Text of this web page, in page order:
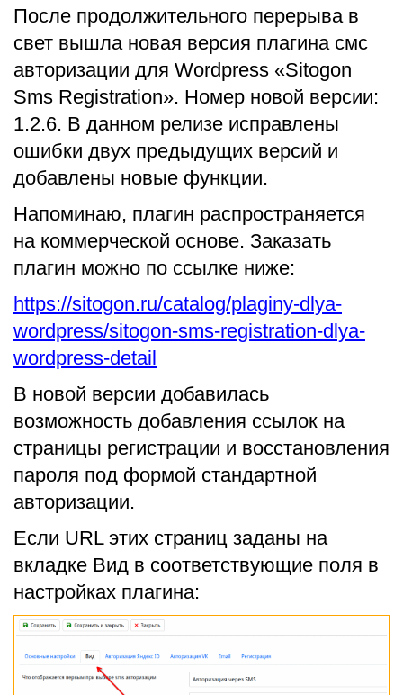
После продолжительного перерыва в
свет вышла новая версия плагина смс
авторизации для Wordpress «Sitogon
Sms Registration». Номер новой версии:
1.2.6. В данном релизе исправлены
ошибки двух предыдущих версий и
добавлены новые функции.
Напоминаю, плагин распространяется
на коммерческой основе. Заказать
плагин можно по ссылке ниже:
https://sitogon.ru/catalog/plaginy-dlya-
wordpress/sitogon-sms-registration-dlya-
wordpress-detail
В новой версии добавилась
возможность добавления ссылок на
страницы регистрации и восстановления
пароля под формой стандартной
авторизации.
Если URL этих страниц заданы на
вкладке Вид в соответствующие поля в
настройках плагина: